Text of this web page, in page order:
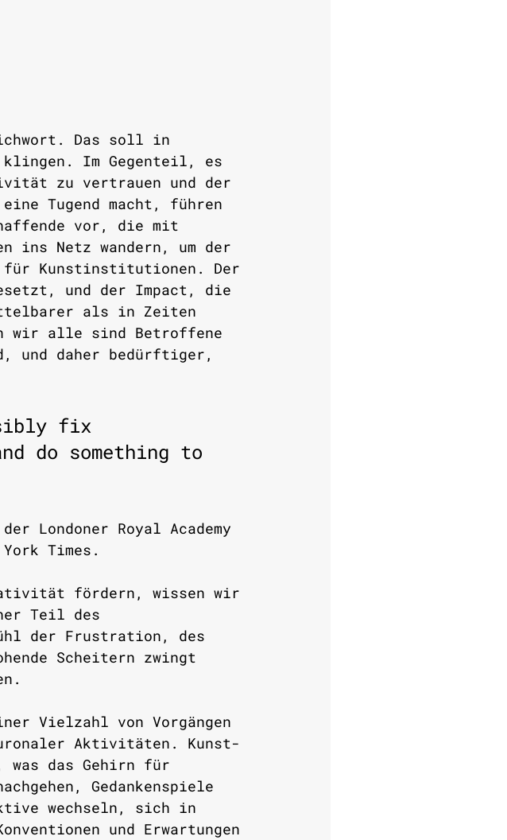
Das soll in
Im Gegenteil, es
zu vertrauen und der
Tugend macht, führen
vor, die mit
ins Netz wandern, um der
Kunstinstitutionen. Der
und der Impact, die
als in Zeiten
wir alle sind Betroffene
und daher bedürftiger,
fix
do something to
Londoner Royal Academy
Times.
fördern, wissen wir
Teil des
der Frustration, des
Scheitern zwingt
Vielzahl von Vorgängen
Aktivitäten. Kunst-
das Gehirn für
Gedankenspiele
wechseln, sich in
und Erwartungen